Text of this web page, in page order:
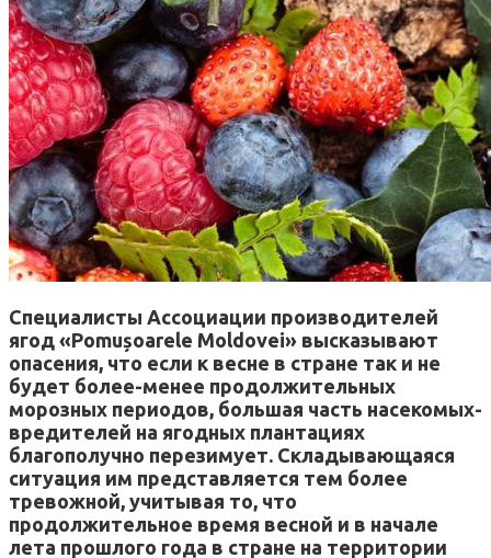
Специалисты Ассоциации производителей
ягод «Pomușoarele Moldovei» высказывают
опасения, что если к весне в стране так и не
будет более-менее продолжительных
морозных периодов, большая часть насекомых-
вредителей на ягодных плантациях
благополучно перезимует. Складывающаяся
ситуация им представляется тем более
тревожной, учитывая то, что
продолжительное время весной и в начале
лета прошлого года в стране на территории